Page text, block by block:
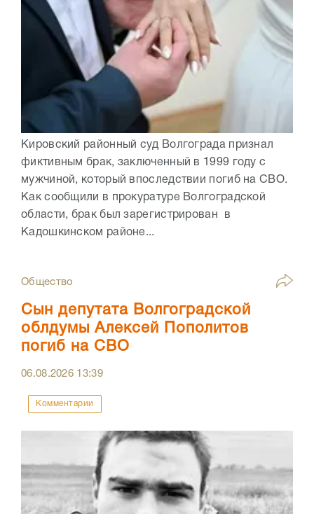
Кировский районный суд Волгограда признал
фиктивным брак, заключенный в 1999 году с
мужчиной, который впоследствии погиб на СВО.
Как сообщили в прокуратуре Волгоградской
области, брак был зарегистрирован в
Кадошкинском районе...
Общество
Сын депутата Волгоградской
облдумы Алексей Пополитов
погиб на СВО
06.08.2026 13:39
Комментарии